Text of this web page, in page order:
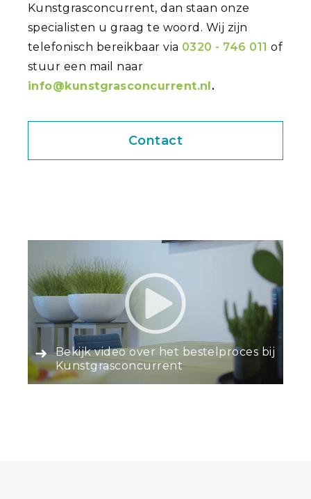
Kunstgrasconcurrent, dan staan onze
specialisten u graag te woord. Wij zijn
telefonisch bereikbaar via 0320 - 746 011 of
stuur een mail naar
info@kunstgrasconcurrent.nl.
Contact
Bekijk video over het bestelproces bij
Kunstgrasconcurrent